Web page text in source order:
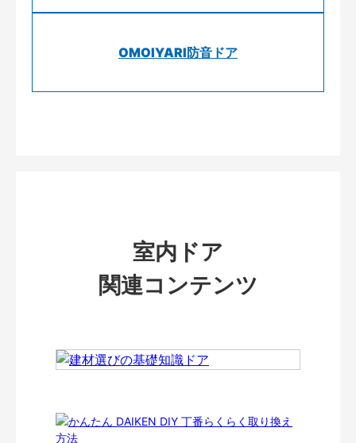
OMOIYARI防音ドア
室内ドア
関連コンテンツ